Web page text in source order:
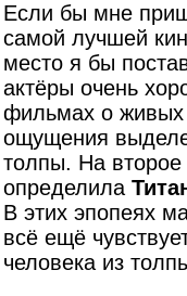
Если бы мне
самой лучшей
место я бы
актёры очень
фильмах о живых
ощущения
толпы. На второе
определила
В этих эпопеях
всё ещё
человека из